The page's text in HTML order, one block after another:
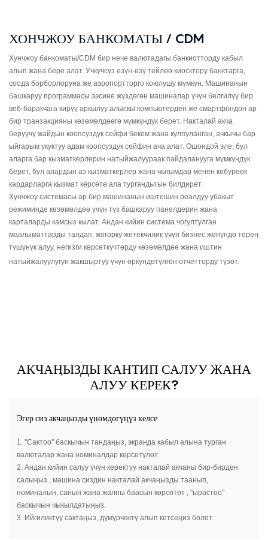
ХОНЧЖОУ БАНКОМАТЫ / CDM
Хунчжоу банкоматы/CDM бир нече валютадагы банкнотторду кабыл
алып жана бере алат. Учкучсуз өзүн-өзү тейлөө киосктору банктарга,
соода борборлоруна же аэропортторго коюлушу мүмкүн. Машинанын
башкаруу программасы ээсине жүздөгөн машиналар үчүн белгилүү бир
веб-баракчага кирүү аркылуу алыскы компьютерден же смартфондон ар
бир транзакцияны көзөмөлдөөгө мүмкүндүк берет. Накталай акча
берүүчү жайдын коопсуздук сейфи бекем жана кулпуланган, ачкычы бар
ыйгарым укуктуу адам коопсуздук сейфин ача алат. Ошондой эле, бул
аларга бар кызматкерлерин натыйжалуураак пайдаланууга мүмкүндүк
берет, бул алардын аз кызматкерлер жана чыгымдар менен көбүрөөк
кардарларга кызмат көрсөтө ала тургандыгын билдирет.
Хунчжоу системасы ар бир машинанын иштешин реалдуу убакыт
режиминде көзөмөлдөө үчүн түз башкаруу панелдерин жана
карталарды камсыз кылат. Андан кийин система чогултулган
маалыматтарды талдап, жогорку жетекчилик үчүн бизнес жөнүндө терең
түшүнүк алуу, негизги көрсөткүчтөрдү көзөмөлдөө жана иштин
натыйжалуулугун жакшыртуу үчүн өркүндөтүлгөн отчетторду түзөт.
АКЧАҢЫЗДЫ КАНТИП САЛУУ ЖАНА
АЛУУ КЕРЕК?
Эгер сиз акчаңызды үнөмдөгүңүз келсе
1. "Сактоо" баскычын тандаңыз, экранда кабыл алына турган
валюталар жана номиналдар көрсөтүлөт.
2. Андан кийин салуу үчүн керектүү накталай акчаны бир-бирден
салыңыз ,машина сиздин накталай акчаңызды таанып,
номиналын, санын жана жалпы баасын көрсөтөт ,"ырастоо"
баскычын чыкылдатыңыз.
3. Ийгиликтүү сактаңыз, дүмүрчөктү алып кетсеңиз болот.